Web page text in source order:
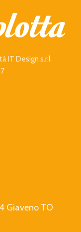
IT Design s.r.l.
Giaveno TO